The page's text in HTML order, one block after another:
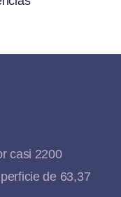
casi 2200
de 63,37